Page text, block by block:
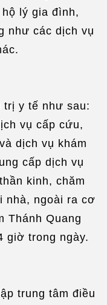
lý gia đình,
như các dịch vụ
trị y tế như sau:
vụ cấp cứu,
dịch vụ khám
cấp dịch vụ
kinh, chăm
nhà, ngoài ra cơ
Thánh Quang
giờ trong ngày.
trung tâm điều